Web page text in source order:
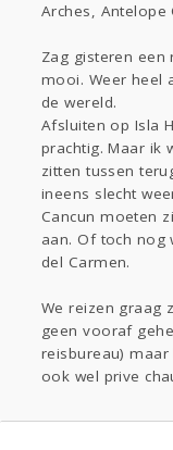
Arches, Antelope
Zag gisteren een
mooi. Weer heel
de wereld.
Afsluiten op Isla
prachtig. Maar ik
zitten tussen
ineens slecht
Cancun moeten
aan. Of toch nog
del Carmen.
We reizen graag
geen vooraf
reisbureau) maar
ook wel prive